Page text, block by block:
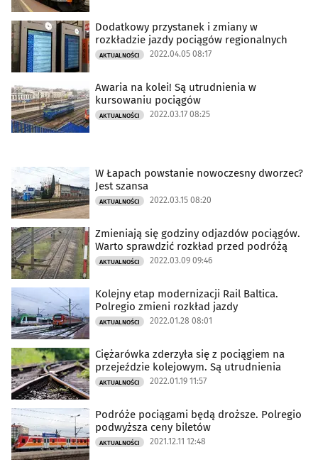
Dodatkowy przystanek i zmiany w
rozkładzie jazdy pociągów regionalnych
AKTUALNOŚCI 2022.04.05 08:17
Awaria na kolei! Są utrudnienia w
kursowaniu pociągów
AKTUALNOŚCI 2022.03.17 08:25
W Łapach powstanie nowoczesny dworzec?
Jest szansa
AKTUALNOŚCI 2022.03.15 08:20
Zmieniają się godziny odjazdów pociągów.
Warto sprawdzić rozkład przed podróżą
AKTUALNOŚCI 2022.03.09 09:46
Kolejny etap modernizacji Rail Baltica.
Polregio zmieni rozkład jazdy
AKTUALNOŚCI 2022.01.28 08:01
Ciężarówka zderzyła się z pociągiem na
przejeździe kolejowym. Są utrudnienia
AKTUALNOŚCI 2022.01.19 11:57
Podróże pociągami będą droższe. Polregio
podwyższa ceny biletów
AKTUALNOŚCI 2021.12.11 12:48